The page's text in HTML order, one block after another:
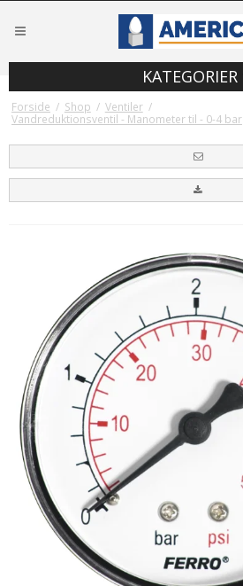
KATEGORIER
Forside / Shop / Ventiler /
Vandreduktionsventil - Manometer til - 0-4 bar